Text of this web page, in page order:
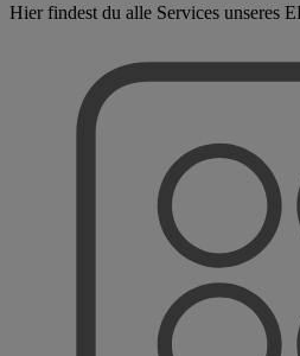
Hier findest du alle Services unseres